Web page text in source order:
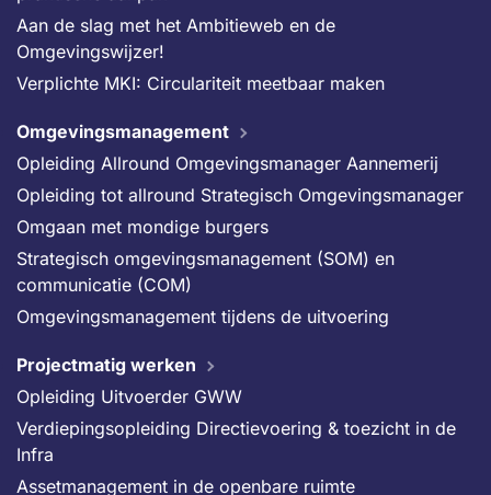
Aan de slag met het Ambitieweb en de
Omgevingswijzer!
Verplichte MKI: Circulariteit meetbaar maken
Omgevingsmanagement
Opleiding Allround Omgevingsmanager Aannemerij
Opleiding tot allround Strategisch Omgevingsmanager
Omgaan met mondige burgers
Strategisch omgevingsmanagement (SOM) en
communicatie (COM)
Omgevingsmanagement tijdens de uitvoering
Projectmatig werken
Opleiding Uitvoerder GWW
Verdiepingsopleiding Directievoering & toezicht in de
Infra
Assetmanagement in de openbare ruimte